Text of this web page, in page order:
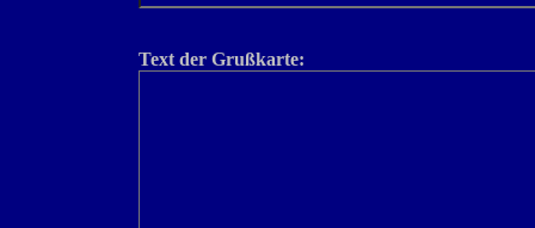
Text der Grußkarte: